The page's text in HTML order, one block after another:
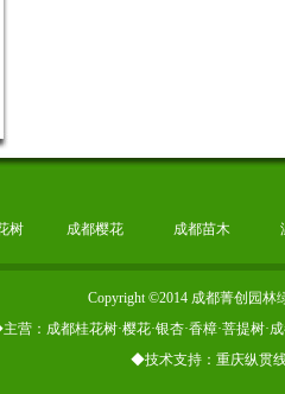
树 成都樱花 成都苗木
Copyright ©2014 成都菁创园
营：成都桂花树·樱花·银杏·香樟·菩提树·
◆技术支持：重庆纵贯